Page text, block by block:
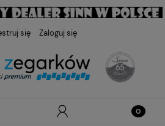
się Zaloguj się